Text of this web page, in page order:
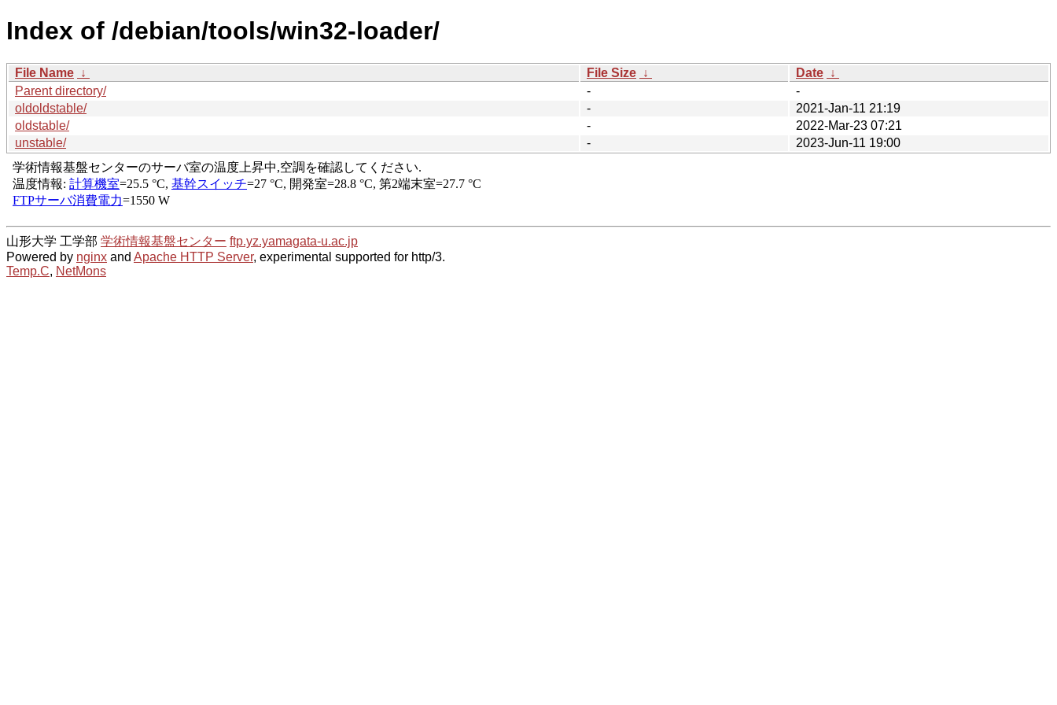
Index of /debian/tools/win32-loader/
File Name ↓ File Size ↓ Date ↓
Parent directory/
-
-
oldoldstable/
-
2021-Jan-11 21:19
oldstable/
-
2022-Mar-23 07:21
unstable/
- 2023-Jun-11 19:00
山形大学 工学部 学術情報基盤センター ftp.yz.yamagata-u.ac.jp
Powered by nginx and Apache HTTP Server, experimental supported for http/3.
Temp.C, NetMons